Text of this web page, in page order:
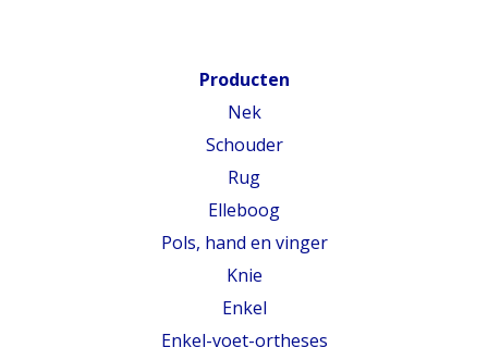
Producten
Nek
Schouder
Rug
Elleboog
Pols, hand en vinger
Knie
Enkel
Enkel-voet-ortheses